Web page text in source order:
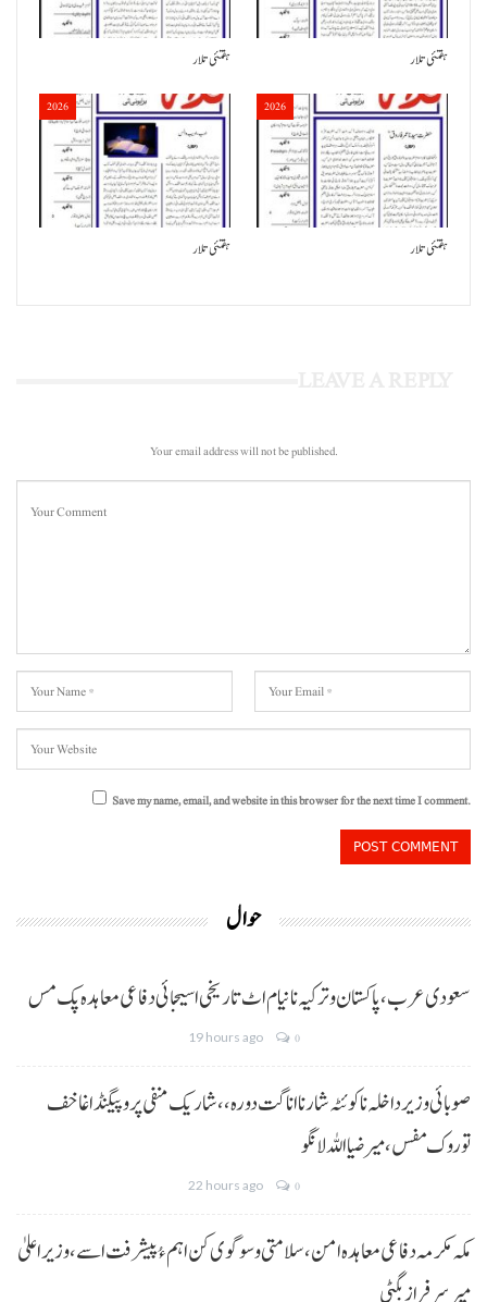
ہفتئی تلار ہفتئی تلار
2026
ہفتئی تلار
2026
ہفتئی تلار
Your email address will not be published.
Save my name, email, and website in this browser for the next time I comment.
حوال
سعودی عرب، پاکستان و ترکیہ نا نیام اٹ تاریخی اسیجائی دفاعی معاہدہ پک مس
19 hours ago 0
صوبائی وزیر داخلہ نا کوئٹہ شار نا اناگت دورہ،، شاریک منفی پروپیگنڈا غا خف
توروک مفس، میر ضیا اللہ لانگو
22 hours ago 0
مکہ مکرمہ دفاعی معاہدہ امن، سلامتی و سوگوی کن اہم ءُ پیشرفت اسے،وزیراعلیٰ